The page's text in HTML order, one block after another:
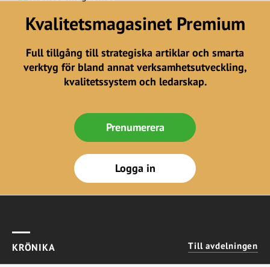
Kvalitetsmagasinet Premium
Full tillgång till strategiska artiklar och smarta
verktyg för bland annat verksamhetsutveckling,
kvalitetssystem och ledarskap.
Prenumerera
Logga in
KRÖNIKA Till avdelningen